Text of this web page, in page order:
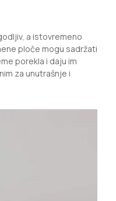
a istovremeno
ploče mogu sadržati
porekla i daju im
za unutrašnje i